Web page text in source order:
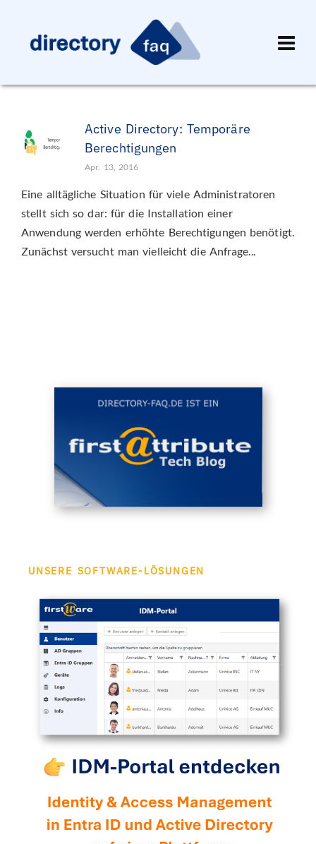
Active Directory: Temporäre
Berechtigungen
Apr. 13, 2016
Eine alltägliche Situation für viele Administratoren
stellt sich so dar: für die Installation einer
Anwendung werden erhöhte Berechtigungen benötigt.
Zunächst versucht man vielleicht die Anfrage...
UNSERE SOFTWARE-LÖSUNGEN